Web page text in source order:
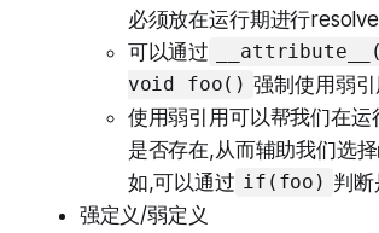
必须放在运行期进行
可以通过
void foo() 强制使用弱引
使用弱引用可以帮我们在运
是否存在,从而辅助我们选
如,可以通过 if(foo) 判
强定义/弱定义